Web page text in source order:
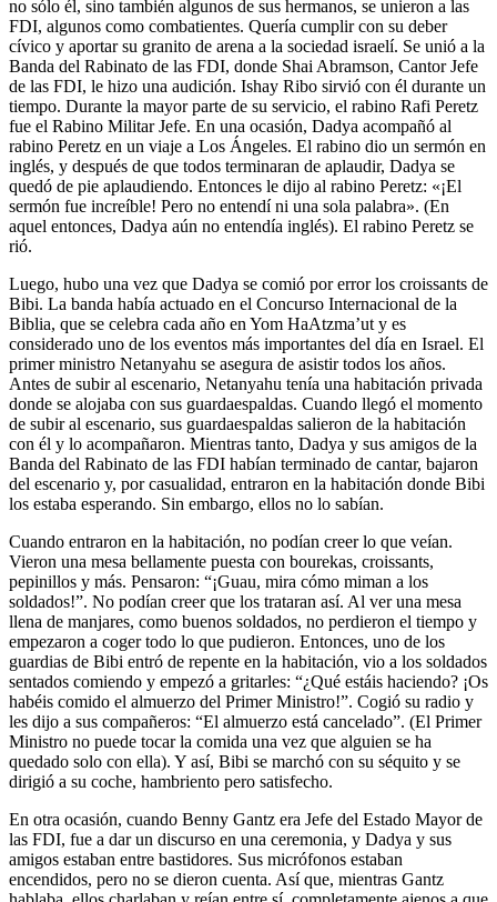
no sólo él, sino también algunos de sus hermanos, se unieron a las
FDI, algunos como combatientes. Quería cumplir con su deber
cívico y aportar su granito de arena a la sociedad israelí. Se unió a la
Banda del Rabinato de las FDI, donde Shai Abramson, Cantor Jefe
de las FDI, le hizo una audición. Ishay Ribo sirvió con él durante un
tiempo. Durante la mayor parte de su servicio, el rabino Rafi Peretz
fue el Rabino Militar Jefe. En una ocasión, Dadya acompañó al
rabino Peretz en un viaje a Los Ángeles. El rabino dio un sermón en
inglés, y después de que todos terminaran de aplaudir, Dadya se
quedó de pie aplaudiendo. Entonces le dijo al rabino Peretz: «¡El
sermón fue increíble! Pero no entendí ni una sola palabra». (En
aquel entonces, Dadya aún no entendía inglés). El rabino Peretz se
rió.
Luego, hubo una vez que Dadya se comió por error los croissants de
Bibi. La banda había actuado en el Concurso Internacional de la
Biblia, que se celebra cada año en Yom HaAtzma’ut y es
considerado uno de los eventos más importantes del día en Israel. El
primer ministro Netanyahu se asegura de asistir todos los años.
Antes de subir al escenario, Netanyahu tenía una habitación privada
donde se alojaba con sus guardaespaldas. Cuando llegó el momento
de subir al escenario, sus guardaespaldas salieron de la habitación
con él y lo acompañaron. Mientras tanto, Dadya y sus amigos de la
Banda del Rabinato de las FDI habían terminado de cantar, bajaron
del escenario y, por casualidad, entraron en la habitación donde Bibi
los estaba esperando. Sin embargo, ellos no lo sabían.
Cuando entraron en la habitación, no podían creer lo que veían.
Vieron una mesa bellamente puesta con bourekas, croissants,
pepinillos y más. Pensaron: “¡Guau, mira cómo miman a los
soldados!”. No podían creer que los trataran así. Al ver una mesa
llena de manjares, como buenos soldados, no perdieron el tiempo y
empezaron a coger todo lo que pudieron. Entonces, uno de los
guardias de Bibi entró de repente en la habitación, vio a los soldados
sentados comiendo y empezó a gritarles: “¿Qué estáis haciendo? ¡Os
habéis comido el almuerzo del Primer Ministro!”. Cogió su radio y
les dijo a sus compañeros: “El almuerzo está cancelado”. (El Primer
Ministro no puede tocar la comida una vez que alguien se ha
quedado solo con ella). Y así, Bibi se marchó con su séquito y se
dirigió a su coche, hambriento pero satisfecho.
En otra ocasión, cuando Benny Gantz era Jefe del Estado Mayor de
las FDI, fue a dar un discurso en una ceremonia, y Dadya y sus
amigos estaban entre bastidores. Sus micrófonos estaban
encendidos, pero no se dieron cuenta. Así que, mientras Gantz